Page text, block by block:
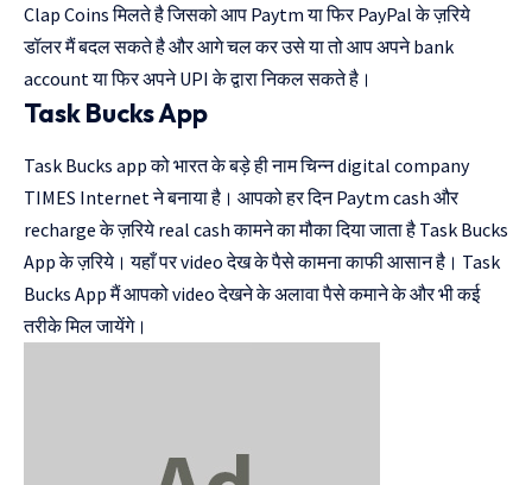
Clap Coins मिलते है जिसको आप Paytm या फिर PayPal के ज़रिये
डॉलर मैं बदल सकते है और आगे चल कर उसे या तो आप अपने bank
account या फिर अपने UPI के द्वारा निकल सकते है।
Task Bucks App
Task Bucks app को भारत के बड़े ही नाम चिन्न digital company
TIMES Internet ने बनाया है। आपको हर दिन Paytm cash और
recharge के ज़रिये real cash कामने का मौका दिया जाता है Task Bucks
App के ज़रिये। यहाँ पर video देख के पैसे कामना काफी आसान है। Task
Bucks App मैं आपको video देखने के अलावा पैसे कमाने के और भी कई
तरीके मिल जायेंगे।